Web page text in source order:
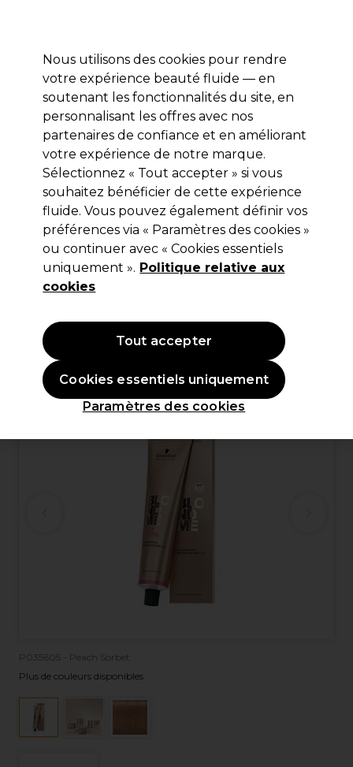
Se connecter
Marques Bons plans Coiffure Electro et Matériel
Livraison et délais
lire la suite
Schwarzkopf Professional
Schwarzkopf Professional Blond Me
Coloration Permanente Deep Toning
60ml Sorbet Pêche
(0)
9,58 €TVA incluse)
OFFRE
P035605 - Peach Sorbet
Plus de couleurs disponibles
Nous utilisons des cookies pour rendre
votre expérience beauté fluide — en
soutenant les fonctionnalités du site, en
personnalisant les offres avec nos
partenaires de confiance et en améliorant
votre expérience de notre marque.
Sélectionnez « Tout accepter » si vous
souhaitez bénéficier de cette expérience
fluide. Vous pouvez également définir vos
préférences via « Paramètres des cookies »
ou continuer avec « Cookies essentiels
uniquement ». Politique relative aux
cookies
Paramètres des cookies
Cookies essentiels uniquement
Tout accepter